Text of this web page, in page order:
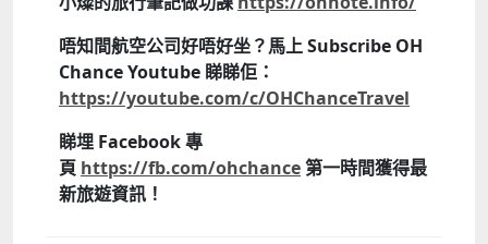
唔知間航空公司好唔好坐？馬上 Subscribe OH
Chance Youtube 睇睇佢：
https://youtube.com/c/OHChanceTravel
睇埋 Facebook 專
頁 https://fb.com/ohchance第一時間獲得最
新旅遊資訊！